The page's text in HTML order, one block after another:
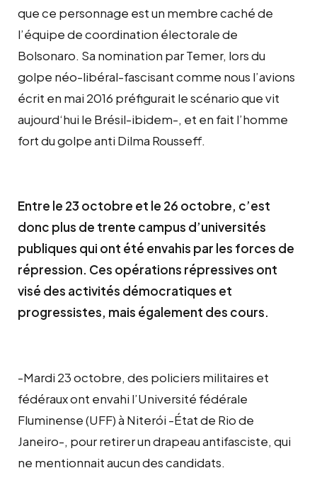
que ce personnage est un membre caché de
l’équipe de coordination électorale de
Bolsonaro. Sa nomination par Temer, lors du
golpe néo-libéral-fascisant comme nous l’avions
écrit en mai 2016 préfigurait le scénario que vit
aujourd‘hui le Brésil-ibidem-, et en fait l’homme
fort du golpe anti Dilma Rousseff.
Entre le 23 octobre et le 26 octobre, c’est
donc plus de trente campus d’universités
publiques qui ont été envahis par les forces de
répression. Ces opérations répressives ont
visé des activités démocratiques et
progressistes, mais également des cours.
-Mardi 23 octobre, des policiers militaires et
fédéraux ont envahi l’Université fédérale
Fluminense (UFF) à Niterói -État de Rio de
Janeiro-, pour retirer un drapeau antifasciste, qui
ne mentionnait aucun des candidats.